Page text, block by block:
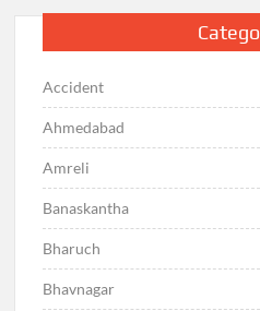
Accident
Ahmedabad
Amreli
Banaskantha
Bharuch
Bhavnagar